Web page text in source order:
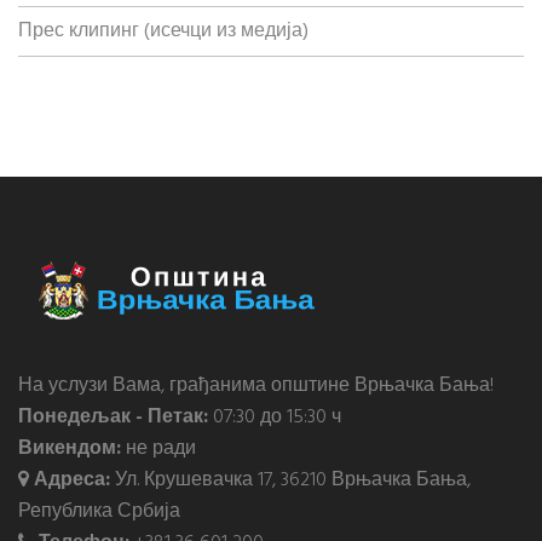
Прес клипинг (исечци из медија)
На услузи Вама, грађанима општине Врњачка Бања!
Понедељак - Петак:07:30 до 15:30 ч
Викендом:не ради
Адреса:Ул. Крушевачка 17, 36210 Врњачка Бања,
Република Србија